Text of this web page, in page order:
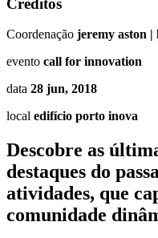
Coordenação jeremy aston |
evento call for innovation
data 28 jun, 2018
local edifício porto inova
Descobre as
destaques do
atividades, que
comunidade